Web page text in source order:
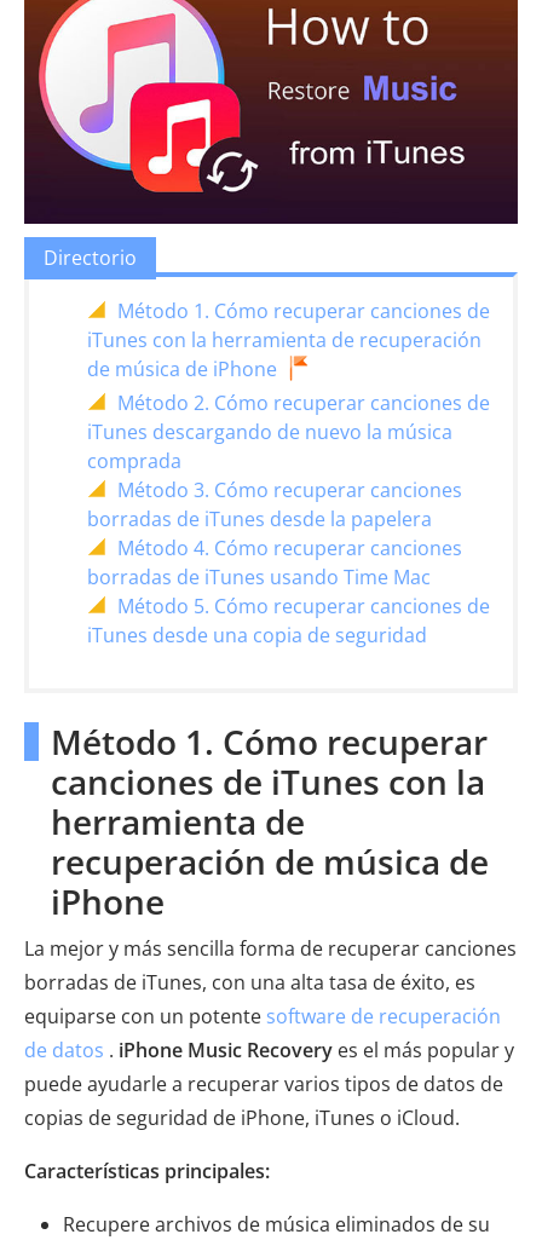
Directorio
Método 1. Cómo recuperar canciones de
iTunes con la herramienta de recuperación
de música de iPhone
Método 2. Cómo recuperar canciones de
iTunes descargando de nuevo la música
comprada
Método 3. Cómo recuperar canciones
borradas de iTunes desde la papelera
Método 4. Cómo recuperar canciones
borradas de iTunes usando Time Mac
Método 5. Cómo recuperar canciones de
iTunes desde una copia de seguridad
Método 1. Cómo recuperar
canciones de iTunes con la
herramienta de
recuperación de música de
iPhone
La mejor y más sencilla forma de recuperar canciones
borradas de iTunes, con una alta tasa de éxito, es
equiparse con un potente software de recuperación
de datos . iPhone Music Recovery es el más popular y
puede ayudarle a recuperar varios tipos de datos de
copias de seguridad de iPhone, iTunes o iCloud.
Características principales:
Recupere archivos de música eliminados de su